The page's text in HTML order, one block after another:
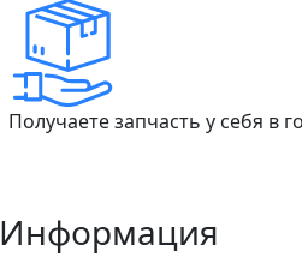
Получаете запчасть у себя в
Информация